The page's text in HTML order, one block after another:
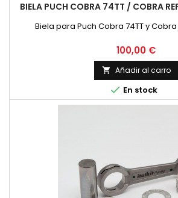
BIELA PUCH COBRA 74TT / COBRA
Biela para Puch Cobra 74TT y
Precio
100,00 €
 Añadir al carro
 En stock